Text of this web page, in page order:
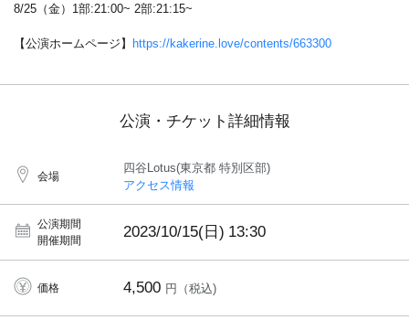
8/25（金）1部:21:00~ 2部:21:15~
【公演ホームページ】 https://kakerine.love/contents/663300
公演・チケット詳細情報
会場
四谷Lotus(東京都 特別区部)
アクセス情報
公演期間
開催期間
2023/10/15(日) 13:30
価格 4,500 円（税込)